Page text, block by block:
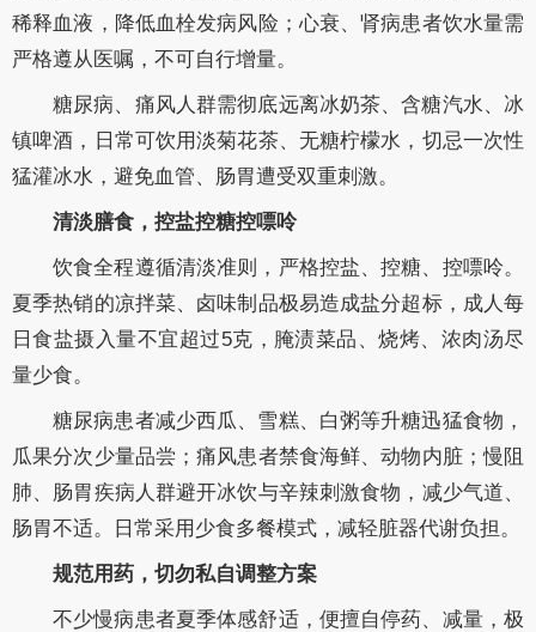
稀释血液，降低血栓发病风险；心衰、肾病患者饮水量需
严格遵从医嘱，不可自行增量。
糖尿病、痛风人群需彻底远离冰奶茶、含糖汽水、冰
镇啤酒，日常可饮用淡菊花茶、无糖柠檬水，切忌一次性
猛灌冰水，避免血管、肠胃遭受双重刺激。
清淡膳食， 控盐控糖控嘌呤
饮食全程遵循清淡准则，严格控盐、控糖、控嘌呤。
夏季热销的凉拌菜、卤味制品极易造成盐分超标，成人每
日食盐摄入量不宜超过5克，腌渍菜品、烧烤、浓肉汤尽
量少食。
糖尿病患者减少西瓜、雪糕、白粥等升糖迅猛食物，
瓜果分次少量品尝；痛风患者禁食海鲜、动物内脏；慢阻
肺、肠胃疾病人群避开冰饮与辛辣刺激食物，减少气道、
肠胃不适。日常采用少食多餐模式，减轻脏器代谢负担。
规范用药，切勿私自调整方案
不少慢病患者夏季体感舒适，便擅自停药、减量，极